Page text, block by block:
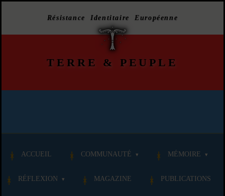
Résistance Identitaire Européenne
TERRE & PEUPLE
ACCUEIL COMMUNAUTÉ MÉMOIRE
RÉFLEXION MAGAZINE PUBLICATIONS